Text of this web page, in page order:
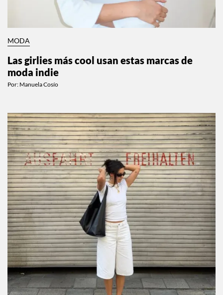
MODA
Las girlies más cool usan estas marcas de
moda indie
Por: Manuela Cosío